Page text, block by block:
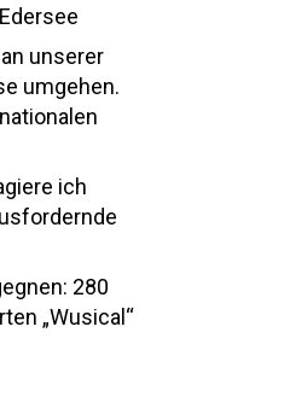
unserer
umgehen.
ich
280
„Wusical“